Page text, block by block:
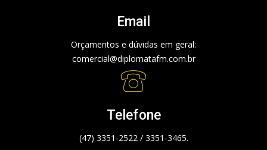
Email
Orçamentos e dúvidas em geral:
comercial@diplomatafm.com.br
Telefone
(47) 3351-2522 / 3351-3465.